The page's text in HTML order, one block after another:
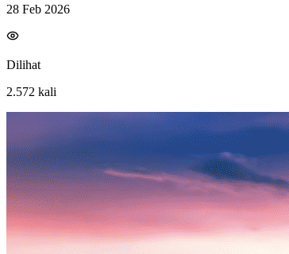
28 Feb 2026
Dilihat
2.572 kali